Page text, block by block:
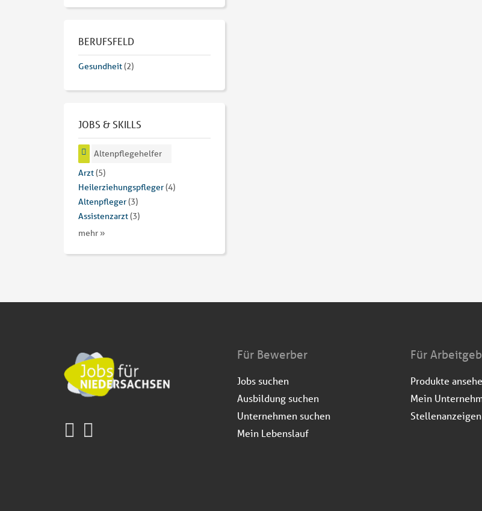
BERUFSFELD
Gesundheit(2)
JOBS & SKILLS
Altenpflegehelfer
Arzt(5)
Heilerziehungspfleger(4)
Altenpfleger(3)
Assistenzarzt(3)
mehr »
Für Bewerber
Jobs suchen
Ausbildung suchen
Unternehmen suchen
Mein Lebenslauf
Für
Produkte
Mein